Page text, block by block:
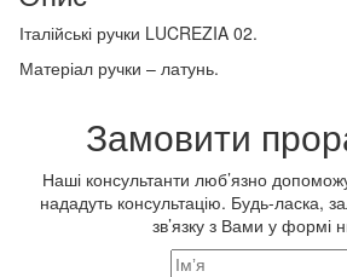
Італійські ручки LUCREZIA 02.
Матеріал ручки – латунь.
Замовити
Наші консультанти люб’язно
нададуть консультацію. Будь-ласка,
зв’язку з Вами у формі